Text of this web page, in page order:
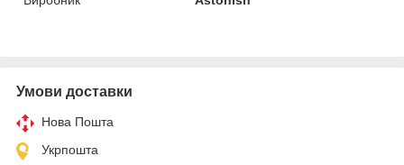
Умови доставки
Нова Пошта
Укрпошта